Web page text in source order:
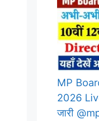
MP
2026
जारी